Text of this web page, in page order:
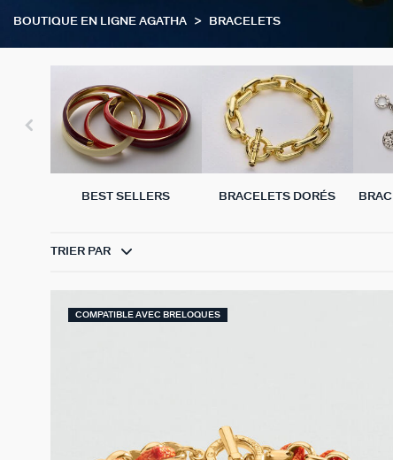
BEST SELLERS BRACELETS DORÉS
BOUTIQUE EN LIGNE AGATHA BRACELETS
TRIER PAR
COMPATIBLE AVEC BRELOQUES